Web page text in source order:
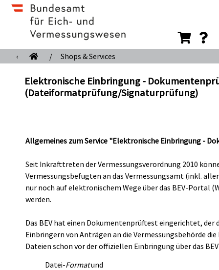
‹ / Shops & Services
Elektronische Einbringung -
(Dateiformatprüfung/Signaturprüfung)
Allgemeines zum Service "Elektronische Einbringung -
Seit Inkrafttreten der Vermessungsverordnung 2010
Vermessungsbefugten an das Vermessungsamt (inkl.
nur noch auf elektronischem Wege über das BEV-Portal
werden.
Das BEV hat einen Dokumentenprüftest eingerichtet, der
Einbringern von Anträgen an die Vermessungsbehörde
Dateien schon vor der offiziellen Einbringung über das
Datei-Formatund